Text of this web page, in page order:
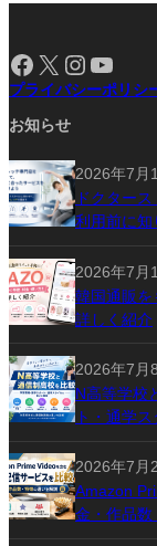
Facebook X Instagram YouTube
プライバシーポリシ
お知らせ
2026年7月
ドクター
利用前に知
2026年7月
韓国通販を
詳しく紹介
2026年7月
N高等学校
ト・通学
2026年7月
Amazon
金・作品数